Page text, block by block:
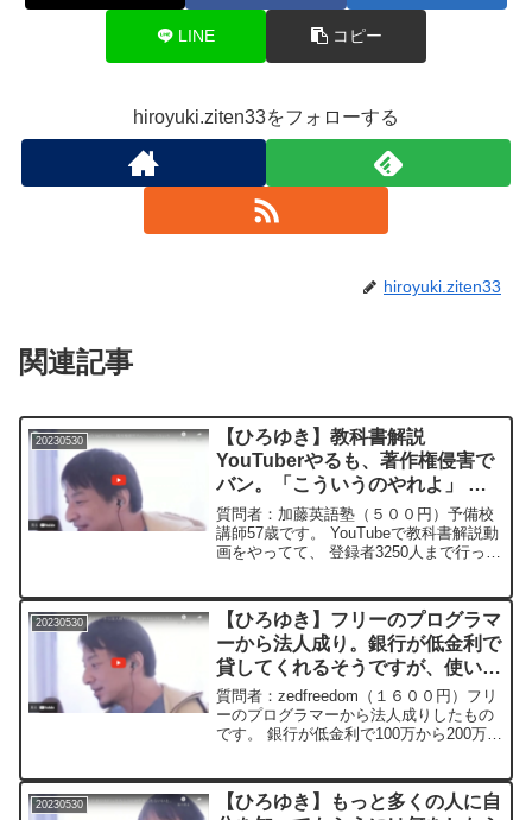
LINE コピー
hiroyuki.ziten33をフォローする
hiroyuki.ziten33
関連記事
20230530
【ひろゆき】教科書解説
YouTuberやるも、著作権侵害で
バン。「こういうのやれよ」 っ
ていうのある？ー ひろゆき切り
抜き 20230530
質問者：加藤英語塾（５００円）予備校
講師57歳です。 YouTubeで教科書解説動
画をやってて、 登録者3250人まで行った
しで、 大学入試問題の解説動画を始めた
んで...
20230530
【ひろゆき】フリーのプログラマ
ーから法人成り。銀行が低金利で
貸してくれるそうですが、使い道
なし。投資に回した方がいい？
ー ひろゆき切り抜き
20230530
質問者：zedfreedom（１６００円）フリ
ーのプログラマーから法人成りしたもの
です。 銀行が低金利で100万から200万程
とりあえず借りて投資に回すとかした...
20230530
【ひろゆき】もっと多くの人に自